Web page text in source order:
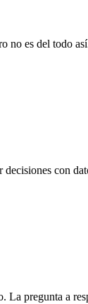
es del todo
con
pregunta a